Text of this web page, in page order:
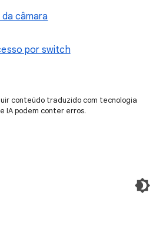
câmara
por switch
conteúdo traduzido com tecnologia
IA podem conter erros.